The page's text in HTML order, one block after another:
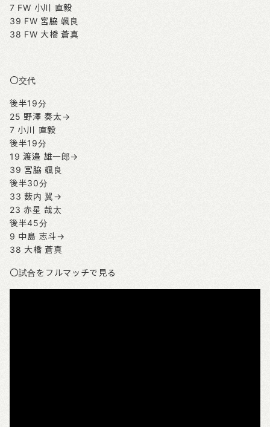
7 FW 小川 直毅
39 FW 宮脇 颯良
38 FW 大橋 蒼真
〇交代
後半19分
25 野澤 奏太→
7 小川 直毅
後半19分
19 渡邉 雄一郎→
39 宮脇 颯良
後半30分
33 薮内 翼→
23 赤星 哉太
後半45分
9 中島 志斗→
38 大橋 蒼真
〇試合をフルマッチで見る